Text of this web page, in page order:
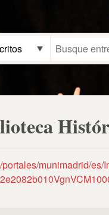
munimadrid/